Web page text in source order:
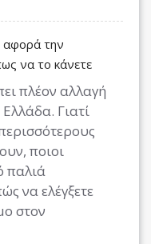
αφορά την
να το κάνετε
πλέον αλλαγή
Γιατί
ποιοι
παλιά
να ελέγξετε
στον